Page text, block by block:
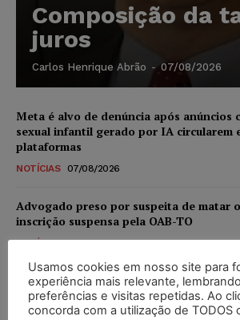
Composição da
juros
Carlos Henrique Abrão - 07/08/2026
Meta é alvo de denúncia após anúncios
sexual infantil gerado por IA circularem
plataformas
NOTÍCIAS 07/08/2026
Advogado preso por suspeita de matar
inscrição suspensa pela OAB-TO
NOTÍCIAS 07/08/2026
STF amplia isenção de IBS e CBS na
novos para pessoas com deficiência e
níveis
Usamos cookies em nosso site para
experiência mais relevante,
preferências e visitas repetidas. Ao
concorda com a utilização de TODOS